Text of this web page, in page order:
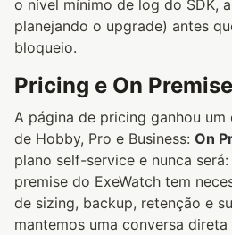
o nível mínimo de log do SDK,
planejando o upgrade) antes
bloqueio.
Pricing e On Premise
A página de pricing ganhou
de Hobby, Pro e Business: On
plano self-service e nunca
premise do ExeWatch tem
de sizing, backup, retenção e
mantemos uma conversa